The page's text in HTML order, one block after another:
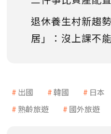
退休養生村新趨
居」：沒上課不
出國 韓國 日本
熟齡旅遊
國外旅遊